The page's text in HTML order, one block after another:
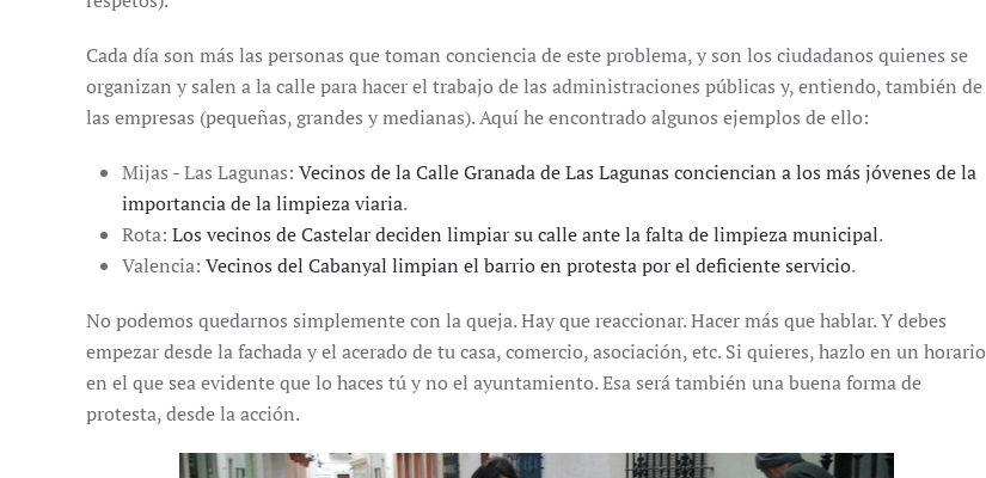
Cada día son más las personas que toman conciencia de este problema, y son los ciudadanos quienes se
organizan y salen a la calle para hacer el trabajo de las administraciones públicas y, entiendo, también de
las empresas (pequeñas, grandes y medianas). Aquí he encontrado algunos ejemplos de ello:
Mijas - Las Lagunas: Vecinos de la Calle Granada de Las Lagunas conciencian a los más jóvenes de la
importancia de la limpieza viaria.
Rota: Los vecinos de Castelar deciden limpiar su calle ante la falta de limpieza municipal.
Valencia: Vecinos del Cabanyal limpian el barrio en protesta por el deficiente servicio.
No podemos quedarnos simplemente con la queja. Hay que reaccionar. Hacer más que hablar. Y debes
empezar desde la fachada y el acerado de tu casa, comercio, asociación, etc. Si quieres, hazlo en un horario
en el que sea evidente que lo haces tú y no el ayuntamiento. Esa será también una buena forma de
protesta, desde la acción.